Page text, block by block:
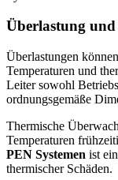
Überlastung
Überlastungen
Temperaturen und
Leiter sowohl
ordnungsgemäße
Thermische
Temperaturen
PEN Systemen ist
thermischer Schäden.